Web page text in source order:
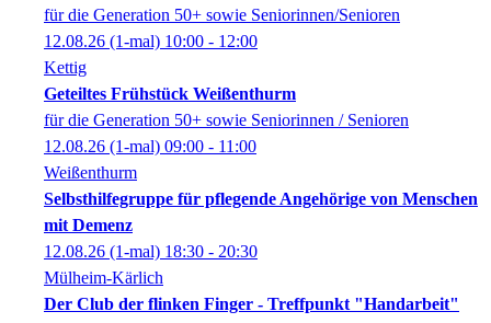
für die Generation 50+ sowie Seniorinnen/Senioren
12.08.26 (1-mal) 10:00 - 12:00
Kettig
Geteiltes Frühstück Weißenthurm
für die Generation 50+ sowie Seniorinnen / Senioren
12.08.26 (1-mal) 09:00 - 11:00
Weißenthurm
Selbsthilfegruppe für pflegende Angehörige von Menschen
mit Demenz
12.08.26 (1-mal) 18:30 - 20:30
Mülheim-Kärlich
Der Club der flinken Finger - Treffpunkt "Handarbeit"